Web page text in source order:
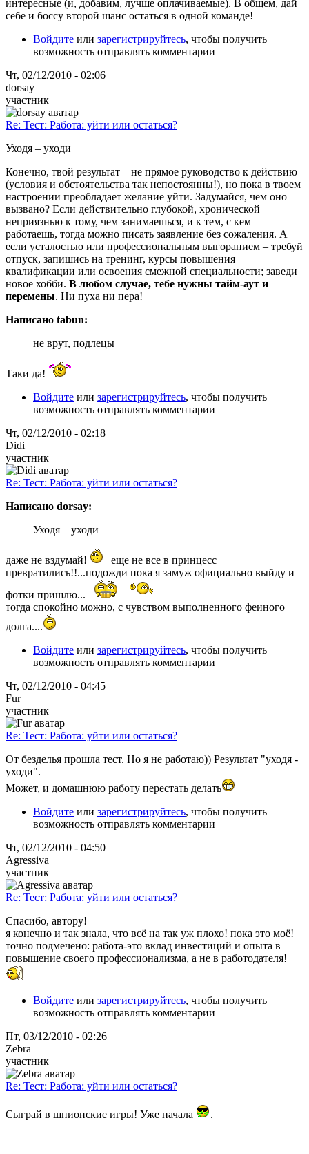
интересные (и, добавим, лучше оплачиваемые). В общем, дай
себе и боссу второй шанс остаться в одной команде!
Войдите или зарегистрируйтесь, чтобы получить
возможность отправлять комментарии
Чт, 02/12/2010 - 02:06
dorsay
участник
Re: Тест: Работа: уйти или остаться?
Уходя – уходи
Конечно, твой результат – не прямое руководство к действию
(условия и обстоятельства так непостоянны!), но пока в твоем
настроении преобладает желание уйти. Задумайся, чем оно
вызвано? Если действительно глубокой, хронической
неприязнью к тому, чем занимаешься, и к тем, с кем
работаешь, тогда можно писать заявление без сожаления. А
если усталостью или профессиональным выгоранием – требуй
отпуск, запишись на тренинг, курсы повышения
квалификации или освоения смежной специальности; заведи
новое хобби. В любом случае, тебе нужны тайм-аут и
перемены. Ни пуха ни пера!
Написано tabun:
не врут, подлецы
Таки да!
Войдите или зарегистрируйтесь, чтобы получить
возможность отправлять комментарии
Чт, 02/12/2010 - 02:18
Didi
участник
Re: Тест: Работа: уйти или остаться?
Написано dorsay:
Уходя – уходи
даже не вздумай!
еще не все в принцесс
превратились!!...подожди пока я замуж официально выйду и
фотки пришлю...
тогда спокойно можно, с чувством выполненного феиного
долга....
Войдите или зарегистрируйтесь, чтобы получить
возможность отправлять комментарии
Чт, 02/12/2010 - 04:45
Fur
участник
Re: Тест: Работа: уйти или остаться?
От безделья прошла тест. Но я не работаю)) Результат "уходя -
уходи".
Может, и домашнюю работу перестать делать
Войдите или зарегистрируйтесь, чтобы получить
возможность отправлять комментарии
Чт, 02/12/2010 - 04:50
Agressiva
участник
Re: Тест: Работа: уйти или остаться?
Спасибо, автору!
я конечно и так знала, что всё на так уж плохо! пока это моё!
точно подмечено: работа-это вклад инвестиций и опыта в
повышение своего профессионализма, а не в работодателя!
Войдите или зарегистрируйтесь, чтобы получить
возможность отправлять комментарии
Пт, 03/12/2010 - 02:26
Zebra
участник
Re: Тест: Работа: уйти или остаться?
Сыграй в шпионские игры! Уже начала .